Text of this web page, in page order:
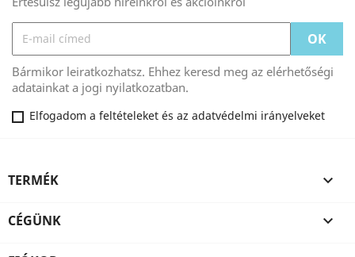
Bármikor leiratkozhatsz. Ehhez keresd meg az elérhetőségi
adatainkat a jogi nyilatkozatban.
Elfogadom a feltételeket és az adatvédelmi irányelveket
TERMÉK 
CÉGÜNK 